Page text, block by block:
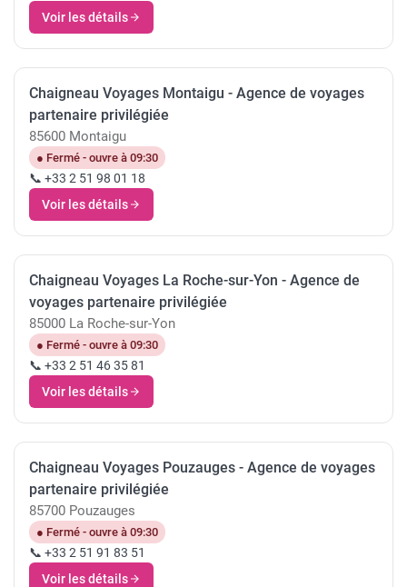
Voir les détails
Chaigneau Voyages Montaigu - Agence de voyages
partenaire privilégiée
85600 Montaigu
● Fermé - ouvre à 09:30
📞 +33 2 51 98 01 18
Voir les détails
Chaigneau Voyages La Roche-sur-Yon - Agence de
voyages partenaire privilégiée
85000 La Roche-sur-Yon
● Fermé - ouvre à 09:30
📞 +33 2 51 46 35 81
Voir les détails
Chaigneau Voyages Pouzauges - Agence de voyages
partenaire privilégiée
85700 Pouzauges
● Fermé - ouvre à 09:30
📞 +33 2 51 91 83 51
Voir les détails